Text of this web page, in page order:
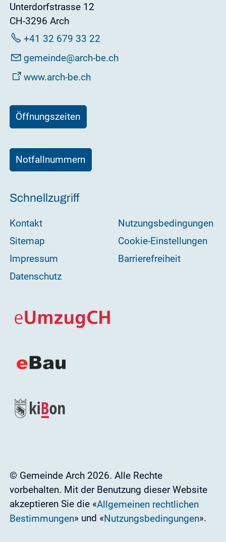
Unterdorfstrasse 12
CH-3296 Arch
+41 32 679 33 22
g m nd rch-b
ch
www.arch-be.ch
Öffnungszeiten
Notfallnummern
Schnellzugriff
Kontakt
Sitemap
Impressum
Datenschutz
Nutzungsbedingungen
Cookie-Einstellungen
Barrierefreiheit
© Gemeinde Arch 2026. Alle Rechte
vorbehalten. Mit der Benutzung dieser Website
akzeptieren Sie die «Allgemeinen rechtlichen
Bestimmungen» und «Nutzungsbedingungen».